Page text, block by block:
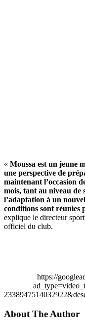
« Moussa est un jeune
une perspective de
maintenant l’occasion
mois, tant au niveau de
l’adaptation à un
conditions sont réunies
explique le directeur
officiel du club.
https://
About The Author